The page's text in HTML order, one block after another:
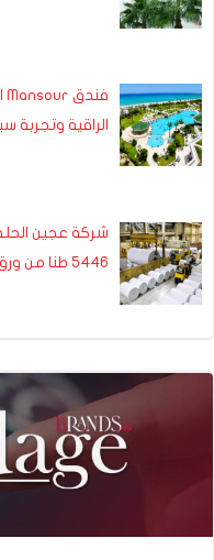
الراقية
شركة عجين
5446 طنا من ورق الكتاب المدرسي وتؤمّن كامل…